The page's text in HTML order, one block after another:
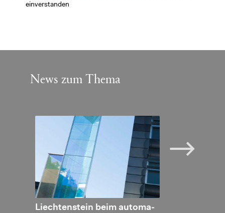
einverstanden
News zum Thema
Liech­ten­stein beim au­to­ma­